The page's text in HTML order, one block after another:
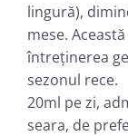
lingură),
mese.
întreţinerea
sezonul rece.
20ml pe zi,
seara, de